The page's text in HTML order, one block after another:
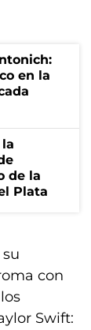
en la
de la
Plata
con
Swift: